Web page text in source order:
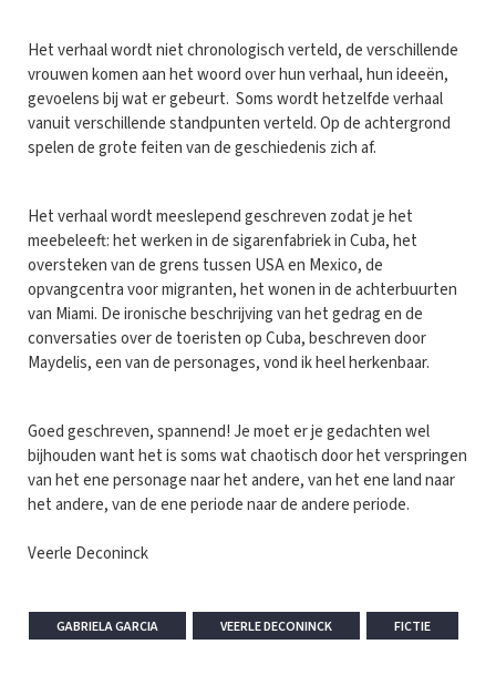
Het verhaal wordt niet chronologisch verteld, de verschillende
vrouwen komen aan het woord over hun verhaal, hun ideeën,
gevoelens bij wat er gebeurt. Soms wordt hetzelfde verhaal
vanuit verschillende standpunten verteld. Op de achtergrond
spelen de grote feiten van de geschiedenis zich af.
Het verhaal wordt meeslepend geschreven zodat je het
meebeleeft: het werken in de sigarenfabriek in Cuba, het
oversteken van de grens tussen USA en Mexico, de
opvangcentra voor migranten, het wonen in de achterbuurten
van Miami. De ironische beschrijving van het gedrag en de
conversaties over de toeristen op Cuba, beschreven door
Maydelis, een van de personages, vond ik heel herkenbaar.
Goed geschreven, spannend! Je moet er je gedachten wel
bijhouden want het is soms wat chaotisch door het verspringen
van het ene personage naar het andere, van het ene land naar
het andere, van de ene periode naar de andere periode.
Veerle Deconinck
GABRIELA GARCIA VEERLE DECONINCK FICTIE